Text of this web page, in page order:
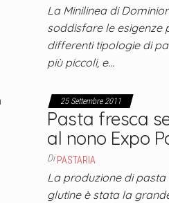
La Minilinea di
soddisfare le esigenze
differenti tipologie di
più piccoli, e…
25 Settembre 2011
Pasta fresca
al nono Expo
Di PASTARIA
La produzione di
glutine è stata la